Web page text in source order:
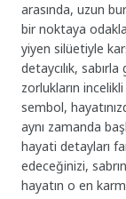
arasında, uzun
bir noktaya
yiyen silüetiyle
detaycılık,
zorlukların
sembol,
aynı zamanda
hayati detayları
edeceğinizi,
hayatın o en